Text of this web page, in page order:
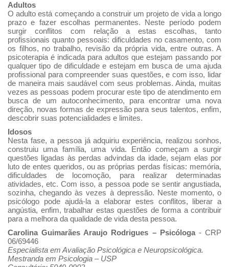
Adultos
O adulto está começando a construir um projeto de vida a longo
prazo e fazer escolhas permanentes. Neste período podem
surgir conflitos com relação a estas escolhas, tanto
profissionais quanto pessoais: dificuldades no casamento, com
os filhos, no trabalho, revisão da própria vida, entre outras. A
psicoterapia é indicada para adultos que estejam passando por
qualquer tipo de dificuldade e estejam em busca de uma ajuda
profissional para compreender suas questões, e com isso, lidar
de maneira mais saudável com seus problemas. Ainda, muitas
vezes as pessoas podem procurar este tipo de atendimento em
busca de um autoconhecimento, para encontrar uma nova
direção, novas formas de expressão para seus talentos, enfim,
descobrir suas potencialidades e limites.
Idosos
Nesta fase, a pessoa já adquiriu experiência, realizou sonhos,
construiu uma família, uma vida. Então começam a surgir
questões ligadas às perdas advindas da idade, sejam elas por
luto de entes queridos, ou as próprias perdas físicas: memória,
dificuldades de locomoção, para realizar determinadas
atividades, etc. Com isso, a pessoa pode se sentir angustiada,
sozinha, chegando às vezes à depressão. Neste momento, o
psicólogo pode ajudá-la a elaborar estes conflitos, liberar a
angústia, enfim, trabalhar estas questões de forma a contribuir
para a melhora da qualidade de vida desta pessoa.
Carolina Guimarães Araujo Rodrigues – Psicóloga- CRP
06/69446
Especialista em Avaliação Psicológica e Neuropsicológica.
Mestranda em Psicologia – USP